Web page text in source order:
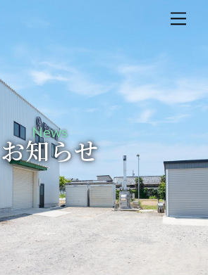
M
News
お知らせ